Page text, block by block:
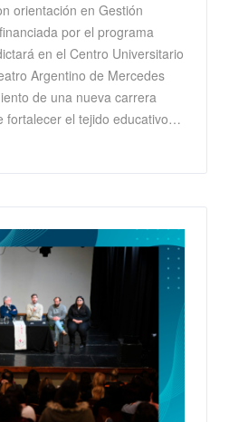
orientación en Gestión
por el programa
en el Centro Universitario
Argentino de Mercedes
de una nueva carrera
fortalecer el tejido educativo…